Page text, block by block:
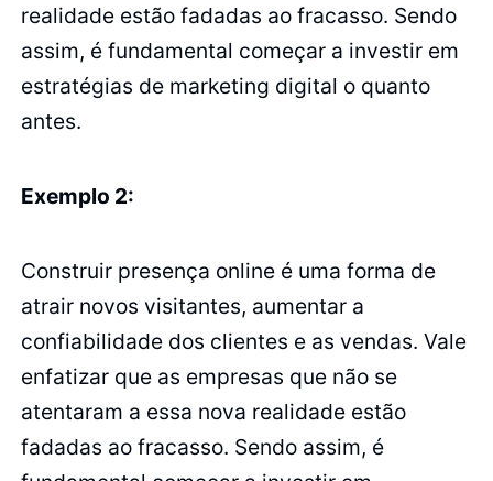
realidade estão fadadas ao fracasso. Sendo
assim, é fundamental começar a investir em
estratégias de marketing digital o quanto
antes.
Exemplo 2:
Construir presença online é uma forma de
atrair novos visitantes, aumentar a
confiabilidade dos clientes e as vendas. Vale
enfatizar que as empresas que não se
atentaram a essa nova realidade estão
fadadas ao fracasso. Sendo assim, é